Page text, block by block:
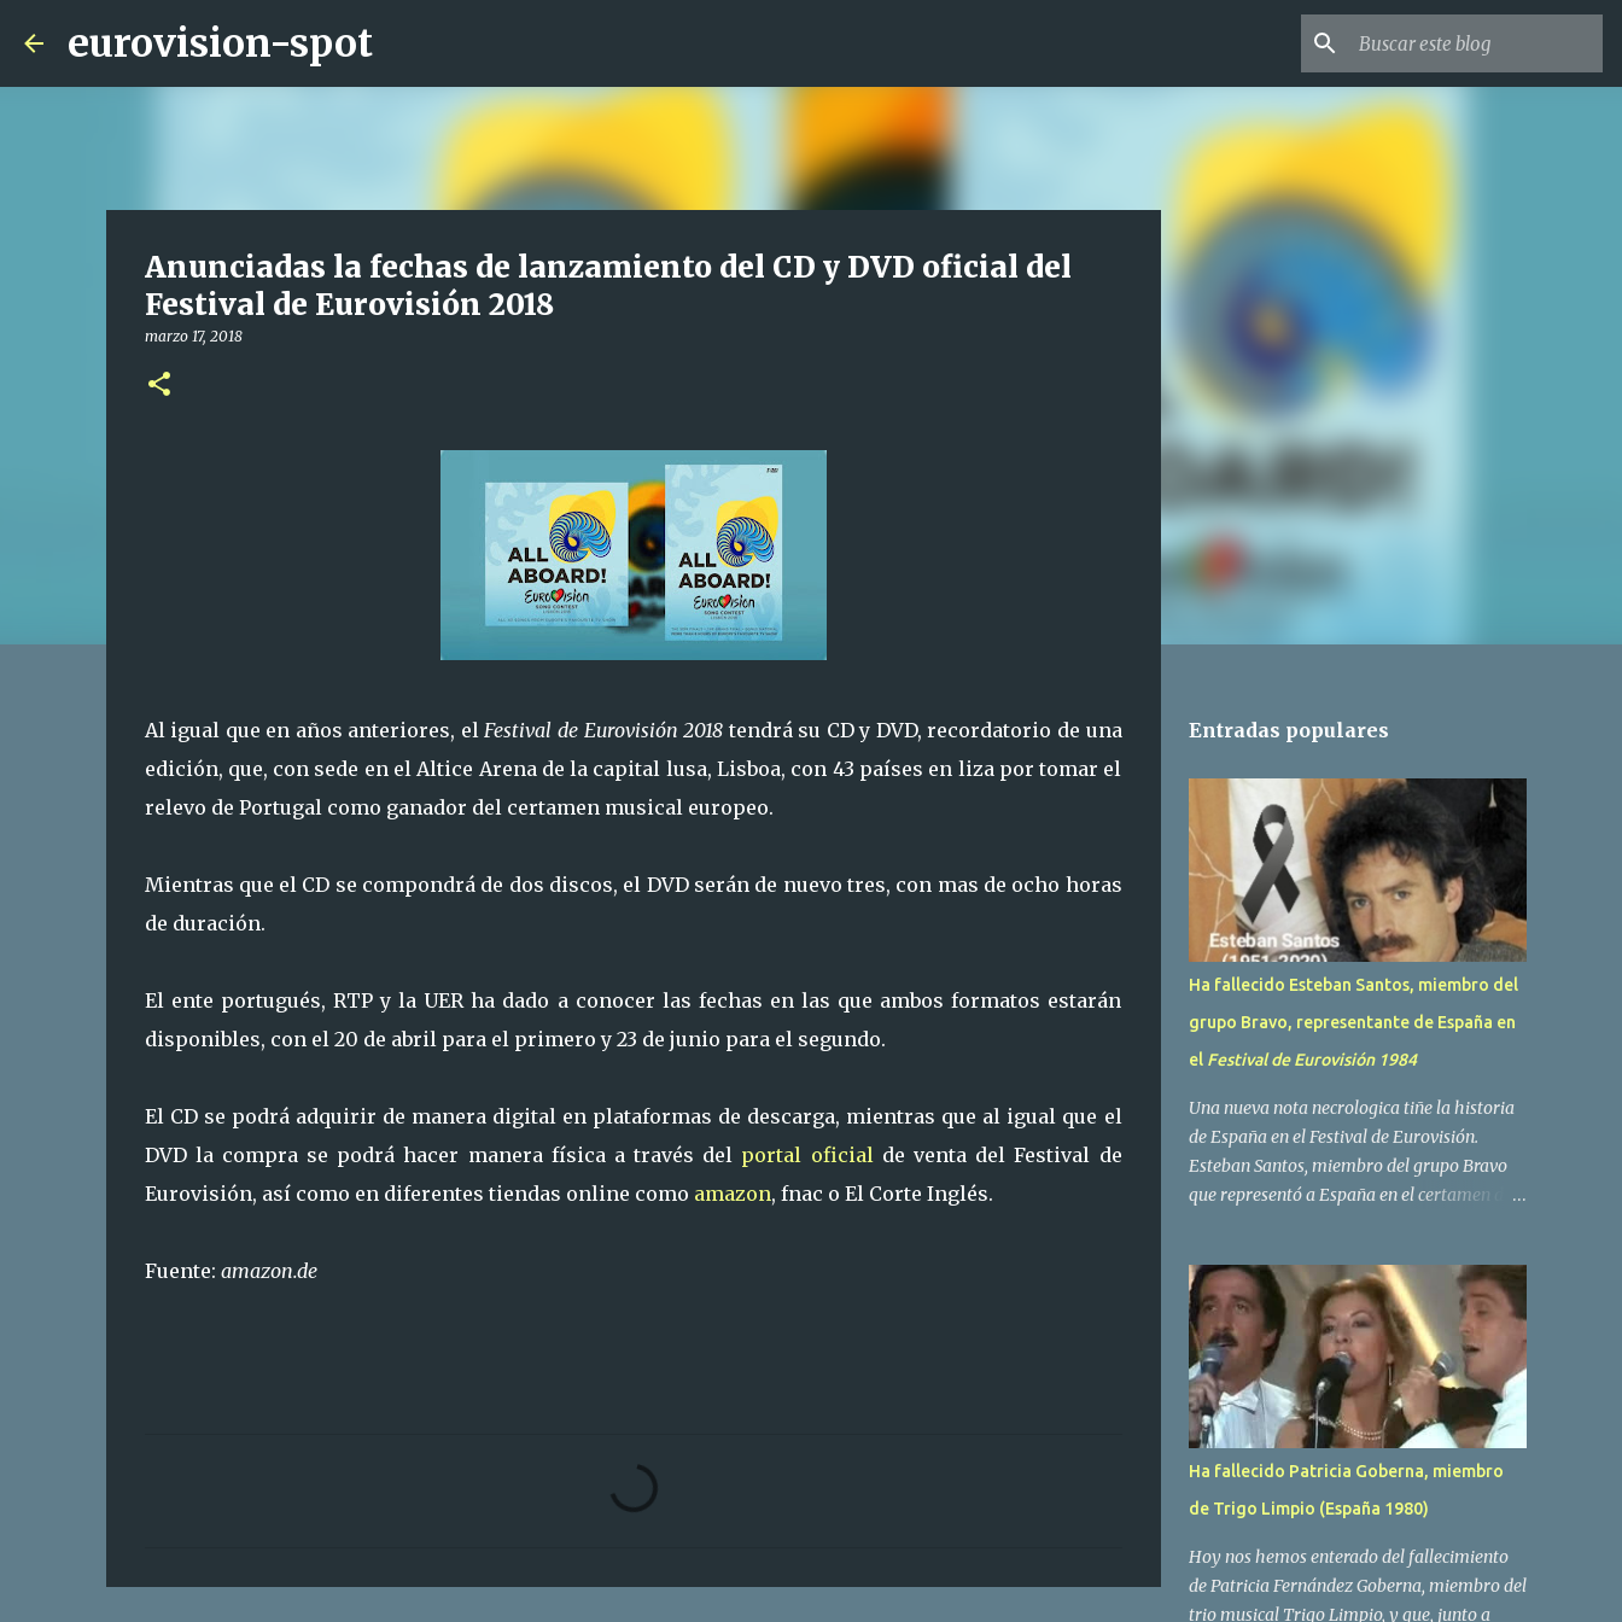
eurovision-spot
Anunciadas la fechas de lanzamiento del CD y DVD oficial del
Festival de Eurovisión 2018
marzo 17, 2018
Al igual que en años anteriores, elFestival de Eurovisión 2018 tendrá su CD y DVD, recordatorio de una
edición, que, con sede en el Altice Arena de la capital lusa, Lisboa, con 43 países en liza por tomar el
relevo de Portugal como ganador del certamen musical europeo.
Mientras que el CD se compondrá de dos discos, el DVD serán de nuevo tres, con mas de ocho horas
de duración.
El ente portugués, RTP y la UER ha dado a conocer las fechas en las que ambos formatos estarán
disponibles, con el 20 de abril para el primero y 23 de junio para el segundo.
El CD se podrá adquirir de manera digital en plataformas de descarga, mientras que al igual que el
DVD la compra se podrá hacer manera física a través del portal oficialde venta del Festival de
Eurovisión, así como en diferentes tiendas online como amazon, fnac o El Corte Inglés.
Fuente: amazon.de
Entradas populares
Ha fallecido Esteban Santos, miembro del
grupo Bravo, representante de España en
el Festival de Eurovisión 1984
Una nueva nota necrologica tiñe la historia
de España en el Festival de Eurovisión.
Esteban Santos, miembro del grupo Bravo
que representó a España en el certamen del
su compañera y principal vocalista en la
formación musical, Amaya Saizar, la que ha
dado a conocer la noticia al publico a traves
de las redes sociales. Nacido en Tolosa en
1951, durante su epoca universitaria en la
carrera de empresariales conoció al
estudiante de medicina Luis Villar,
comenzando a actuar juntos,Santos a la
guitarra y Villar al piano, sin atreverse a dar
esto cambió gracias a la propia Amaia
Saizar, que tras su abandono de Trigo
Ha fallecido Patricia Goberna, miembro
de Trigo Limpio (España 1980)
Hoy nos hemos enterado del fallecimiento
de Patricia Fernández Goberna, miembro del
trio musical Trigo Limpio, y que, junto a